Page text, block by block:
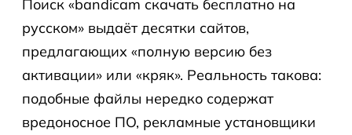
Поиск «bandicam скачать бесплатно на
русском» выдаёт десятки сайтов,
предлагающих «полную версию без
активации» или «кряк». Реальность такова:
подобные файлы нередко содержат
вредоносное ПО, рекламные установщики